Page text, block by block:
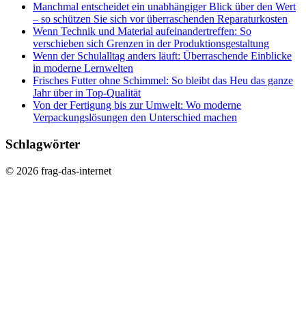
Manchmal entscheidet ein unabhängiger Blick über den Wert
– so schützen Sie sich vor überraschenden Reparaturkosten
Wenn Technik und Material aufeinandertreffen: So
verschieben sich Grenzen in der Produktionsgestaltung
Wenn der Schulalltag anders läuft: Überraschende Einblicke
in moderne Lernwelten
Frisches Futter ohne Schimmel: So bleibt das Heu das ganze
Jahr über in Top-Qualität
Von der Fertigung bis zur Umwelt: Wo moderne
Verpackungslösungen den Unterschied machen
Schlagwörter
© 2026 frag-das-internet